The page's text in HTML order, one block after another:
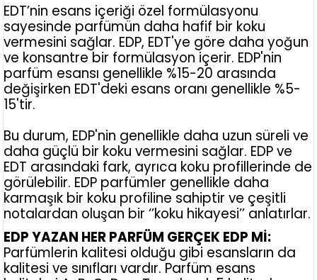
EDT’nin esans içeriği özel formülasyonu
sayesinde parfümün daha hafif bir koku
vermesini sağlar. EDP, EDT'ye göre daha yoğun
ve konsantre bir formülasyon içerir. EDP'nin
parfüm esansı genellikle %15-20 arasında
değişirken EDT'deki esans oranı genellikle %5-
15'tir.
Bu durum, EDP'nin genellikle daha uzun süreli ve
daha güçlü bir koku vermesini sağlar. EDP ve
EDT arasındaki fark, ayrıca koku profillerinde de
görülebilir. EDP parfümler genellikle daha
karmaşık bir koku profiline sahiptir ve çeşitli
notalardan oluşan bir ‘’koku hikayesi’’ anlatırlar.
EDP YAZAN HER PARFÜM GERÇEK EDP Mİ:
Parfümlerin kalitesi olduğu gibi esansların da
kalitesi ve sınıfları vardır. Parfüm esans